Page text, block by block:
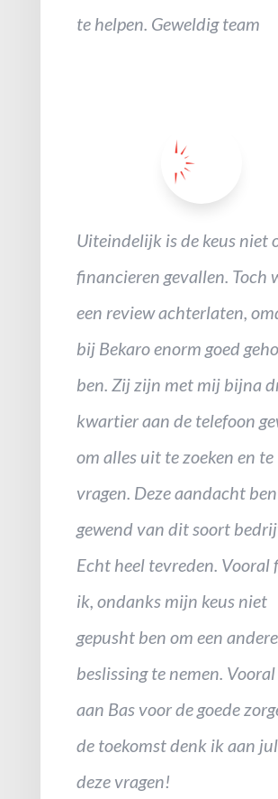
te helpen. Geweldig team
Uiteindelijk is de keus niet
financieren gevallen. Toch
een review achterlaten,
bij Bekaro enorm goed
ben. Zij zijn met mij bijna
kwartier aan de telefoon
om alles uit te zoeken en te
vragen. Deze aandacht
gewend van dit soort
Echt heel tevreden. Vooral
ik, ondanks mijn keus niet
gepusht ben om een andere
beslissing te nemen.
aan Bas voor de goede
de toekomst denk ik aan
deze vragen!